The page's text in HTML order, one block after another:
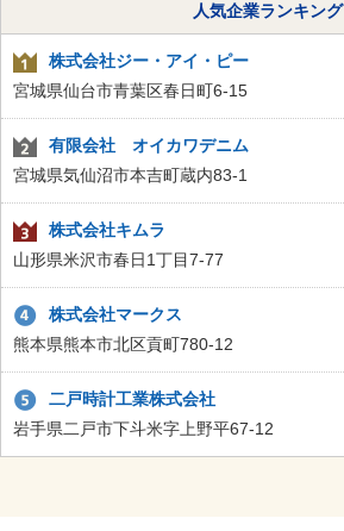
人気企業ランキング
株式会社ジー・アイ・ピー
宮城県仙台市青葉区春日町6-15
有限会社 オイカワデニム
宮城県気仙沼市本吉町蔵内83-1
株式会社キムラ
山形県米沢市春日1丁目7-77
株式会社マークス
熊本県熊本市北区貢町780-12
二戸時計工業株式会社
岩手県二戸市下斗米字上野平67-12